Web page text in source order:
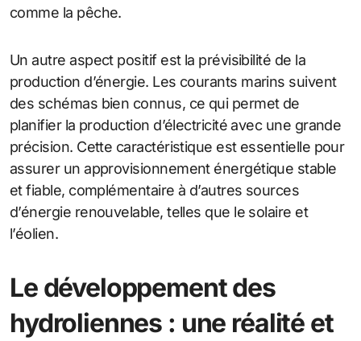
comme la pêche.
Un autre aspect positif est la prévisibilité de la
production d’énergie. Les courants marins suivent
des schémas bien connus, ce qui permet de
planifier la production d’électricité avec une grande
précision. Cette caractéristique est essentielle pour
assurer un approvisionnement énergétique stable
et fiable, complémentaire à d’autres sources
d’énergie renouvelable, telles que le solaire et
l’éolien.
Le développement des
hydroliennes : une réalité et